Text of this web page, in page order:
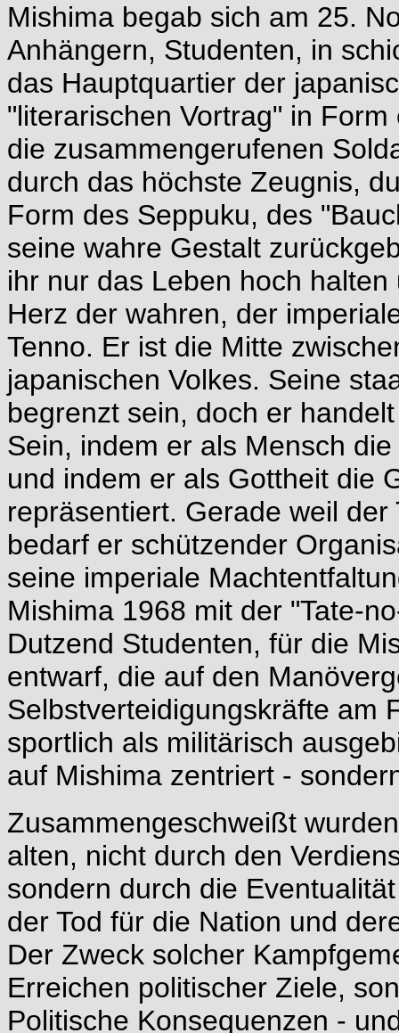
Mishima begab sich am 25.
Anhängern, Studenten, in
das Hauptquartier der
"literarischen Vortrag" in
die zusammengerufenen
durch das höchste Zeugnis,
Form des Seppuku, des
seine wahre Gestalt
ihr nur das Leben hoch
Herz der wahren, der
Tenno. Er ist die Mitte
japanischen Volkes. Seine
begrenzt sein, doch er
Sein, indem er als Mensch
und indem er als Gottheit die
repräsentiert. Gerade weil
bedarf er schützender
seine imperiale
Mishima 1968 mit der "Tate-
Dutzend Studenten, für die
entwarf, die auf den
Selbstverteidigungskräfte am
sportlich als militärisch
auf Mishima zentriert -
Zusammengeschweißt
alten, nicht durch den
sondern durch die
der Tod für die Nation und
Der Zweck solcher
Erreichen politischer Ziele,
Politische Konsequenzen -